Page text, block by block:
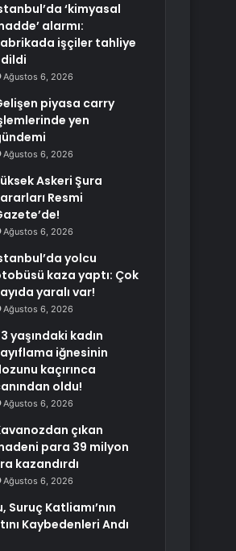
‘kimyasal
alarmı:
işçiler tahliye
Ağustos 6, 2026
piyasa carry
yen
Ağustos 6, 2026
Askeri Şura
Resmi
Ağustos 6, 2026
yolcu
kaza yaptı: Çok
yaralı var!
Ağustos 6, 2026
yaşındaki kadın
iğnesinin
kaçırınca
oldu!
Ağustos 6, 2026
çıkan
para 39 milyon
kazandırdı
Ağustos 6, 2026
Suruç Katliamı’nın
Kaybedenleri Andı